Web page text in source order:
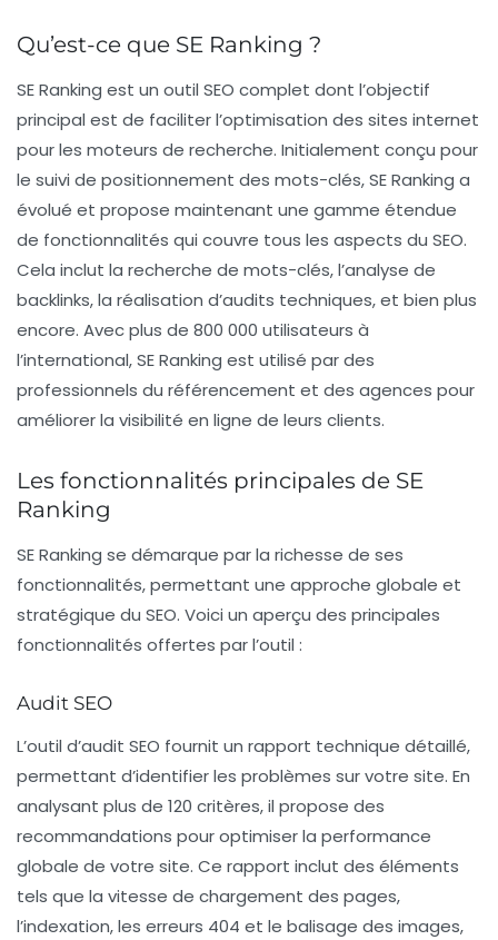
Qu’est-ce que SE Ranking ?
SE Ranking est un outil SEO complet dont l’objectif
principal est de faciliter l’optimisation des sites internet
pour les moteurs de recherche. Initialement conçu pour
le suivi de positionnement des mots-clés, SE Ranking a
évolué et propose maintenant une gamme étendue
de fonctionnalités qui couvre tous les aspects du SEO.
Cela inclut la recherche de mots-clés, l’analyse de
backlinks, la réalisation d’audits techniques, et bien plus
encore. Avec plus de 800 000 utilisateurs à
l’international, SE Ranking est utilisé par des
professionnels du référencement et des agences pour
améliorer la visibilité en ligne de leurs clients.
Les fonctionnalités principales de SE
Ranking
SE Ranking se démarque par la richesse de ses
fonctionnalités, permettant une approche globale et
stratégique du SEO. Voici un aperçu des principales
fonctionnalités offertes par l’outil :
Audit SEO
L’outil d’audit SEO fournit un rapport technique détaillé,
permettant d’identifier les problèmes sur votre site. En
analysant plus de 120 critères, il propose des
recommandations pour optimiser la performance
globale de votre site. Ce rapport inclut des éléments
tels que la vitesse de chargement des pages,
l’indexation, les erreurs 404 et le balisage des images,